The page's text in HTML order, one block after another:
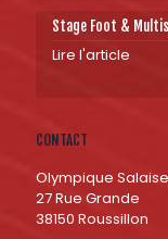
Stage Foot &
Lire l'article
CONTACT
Olympique
27 Rue Grande
38150 Roussillon